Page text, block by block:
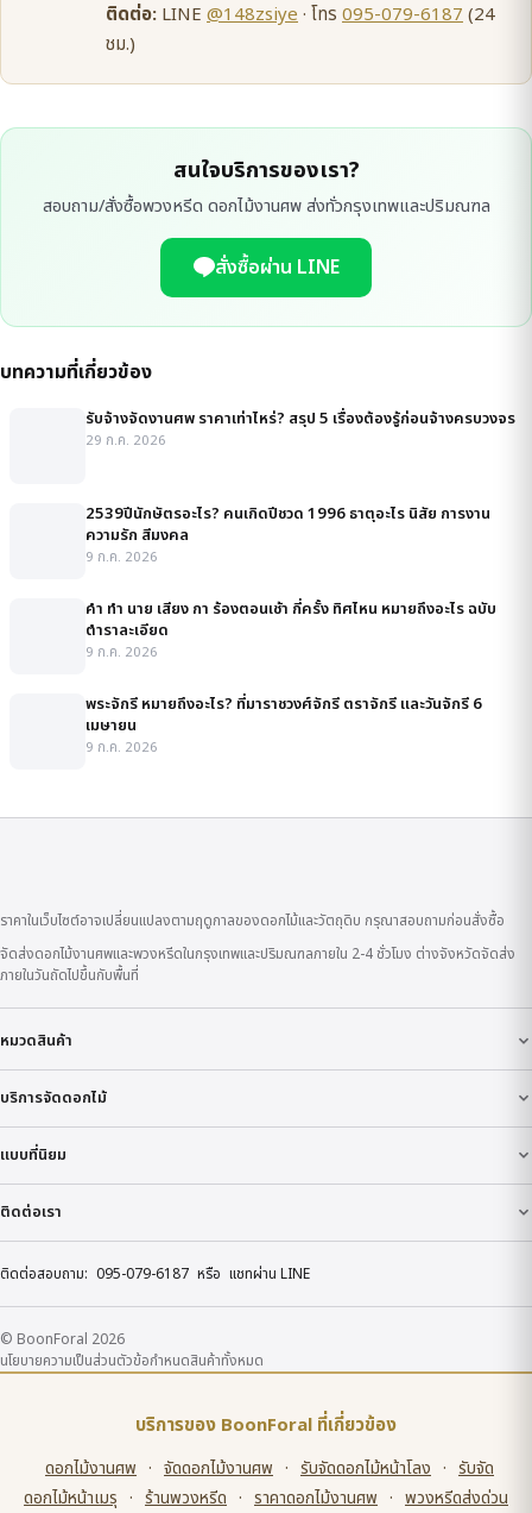
ติดต่อ: LINE @148zsiye· โทร 095-079-6187(24
ชม.)
สนใจบริการของเรา?
สอบถาม/สั่งซื้อพวงหรีด ดอกไม้งานศพ ส่งทั่วกรุงเทพและปริมณฑล
สั่งซื้อผ่าน LINE
บทความที่เกี่ยวข้อง
รับจ้างจัดงานศพ ราคาเท่าไหร่? สรุป 5 เรื่องต้องรู้ก่อนจ้างครบวงจร
29 ก.ค. 2026
2539ปีนักษัตรอะไร? คนเกิดปีชวด 1996 ธาตุอะไร นิสัย การงาน
ความรัก สีมงคล
9 ก.ค. 2026
คํา ทํา นาย เสียง กา ร้องตอนเช้า กี่ครั้ง ทิศไหน หมายถึงอะไร ฉบับ
ตำราละเอียด
9 ก.ค. 2026
พระจักรี หมายถึงอะไร? ที่มาราชวงศ์จักรี ตราจักรี และวันจักรี 6
เมษายน
9 ก.ค. 2026
ราคาในเว็บไซต์อาจเปลี่ยนแปลงตามฤดูกาลของดอกไม้และวัตถุดิบ กรุณาสอบถามก่อนสั่งซื้อ
จัดส่งดอกไม้งานศพและพวงหรีดในกรุงเทพและปริมณฑลภายใน 2-4 ชั่วโมง ต่างจังหวัดจัดส่ง
ภายในวันถัดไปขึ้นกับพื้นที่
หมวดสินค้า
บริการจัดดอกไม้
แบบที่นิยม
ติดต่อเรา
ติดต่อสอบถาม: 095-079-6187 หรือ แชทผ่าน LINE
© BoonForal 2026
นโยบายความเป็นส่วนตัวข้อกำหนดสินค้าทั้งหมด
บริการของ BoonForal ที่เกี่ยวข้อง
ดอกไม้งานศพ · จัดดอกไม้งานศพ · รับจัดดอกไม้หน้าโลง · รับจัด
ดอกไม้หน้าเมรุ · ร้านพวงหรีด · ราคาดอกไม้งานศพ · พวงหรีดส่งด่วน